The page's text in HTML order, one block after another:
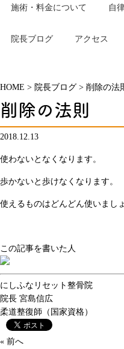
施術・料金について 自
院長ブログ アクセス
HOME > 院長ブログ > 削除の法
削除の法則
2018.12.13
使わないとなくなります。
歩かないと歩けなくなります。
使えるものはどんどん使いまし
この記事を書いた人
にしふなリセット整骨院
院長 宮島信広
柔道整復師（国家資格）
« 前へ